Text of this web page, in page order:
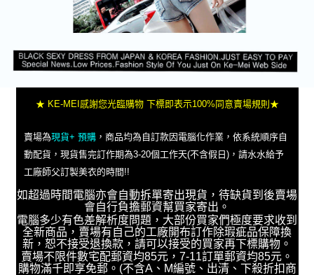
★ KE-MEI感謝您光臨購物 下標即表示100%同意賣場規則★
賣場為現貨+ 預購，商品均為自訂款因電腦化作業，依系統順序自
動配貨，現貨售完訂作期為3-20個工作天(不含假日)，請水水給予
工廠師父訂製美衣的時間!!
如超過時間電腦亦會自動拆單寄出現貨，待缺貨到後賣場
會自行負擔郵資幫買家寄出。
電腦多少有色差解析度問題，大部份買家們極度要求收到
全新商品，賣場有自己的工廠開布訂作除瑕疵品保障換
新，恕不接受退換款，請可以接受的買家再下標購物。
賣場不限件數宅配郵資均85元，7-11訂單郵資均85元。
購物滿千即享免郵。(不含A、M編號、出清、下殺折扣商